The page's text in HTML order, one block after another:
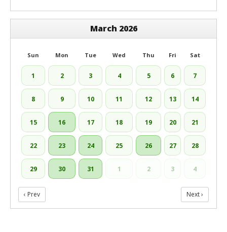
March 2026
Sun Mon Tue Wed Thu Fri Sat
1 2 3 4 5 6 7
8 9 10 11 12 13 14
15 16 17 18 19 20 21
22 23 24 25 26 27 28
29 30 31 1 2 3 4
‹ Prev Next ›